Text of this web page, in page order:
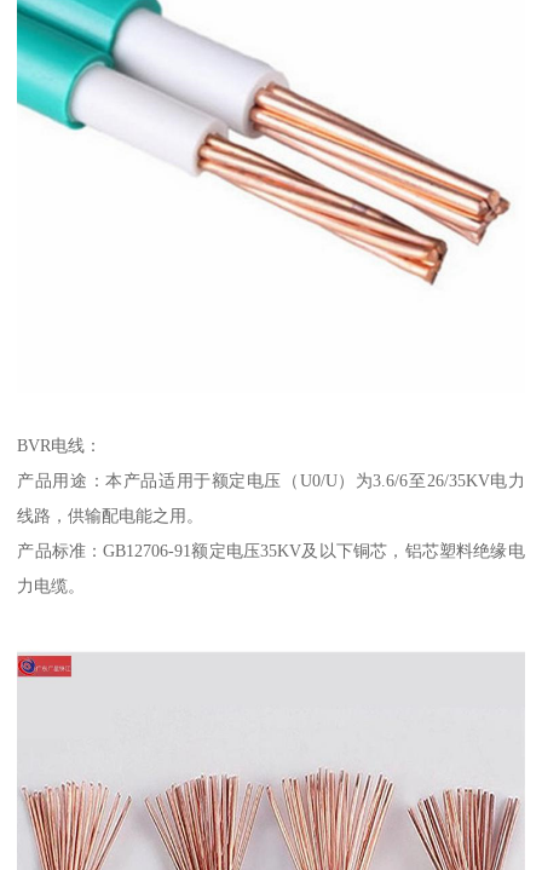
BVR电线：
产品用途：本产品适用于额定电压（U0/U）为3.6/6至26/35KV电力
线路，供输配电能之用。
产品标准：GB12706-91额定电压35KV及以下铜芯，铝芯塑料绝缘电
力电缆。